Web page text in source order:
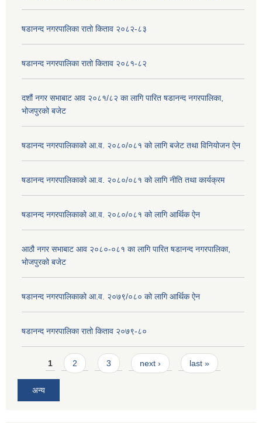
षडानन्द नगरपालिका रातो किताव २०८२-८३
षडानन्द नगरपालिका रातो किताव २०८१-८२
दशौं नगर सभाबाट आव २०८१/८२ का लागि पारित षडानन्द नगरपालिका,
भोजपुरको बजेट
षडानन्द नगरपालिकाको आ.व. २०८०/०८१ को लागि बजेट तथा विनियोजन ऐन
षडानन्द नगरपालिकाको आ.व. २०८०/०८१ को लागि नीति तथा कार्यक्रम
षडानन्द नगरपालिकाको आ.व. २०८०/०८१ को लागि आर्थिक ऐन
आठौ नगर सभाबाट आव २०८०-०८१ का लागि पारित षडानन्द नगरपालिका,
भोजपुरको बजेट
षडानन्द नगरपालिकाको आ.व. २०७९/०८० को लागि आर्थिक ऐन
षडानन्द नगरपालिका रातो किताव २०७९-८०
Pages
1 2 3 next › last »
अन्य